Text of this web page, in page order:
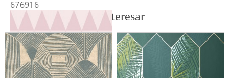
676916
También te puede interesar